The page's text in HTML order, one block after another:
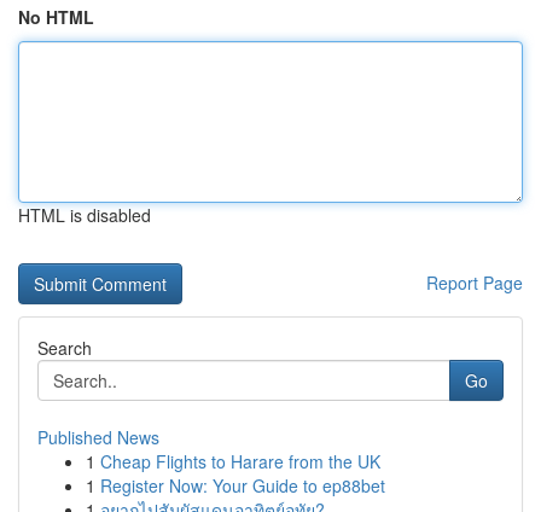
No HTML
HTML is disabled
Report Page
Search
Go
Published News
1 Cheap Flights to Harare from the UK
1 Register Now: Your Guide to ep88bet